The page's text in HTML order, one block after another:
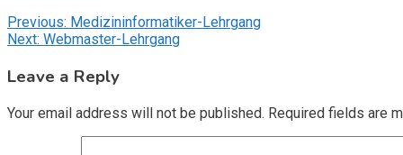
Post
navigation
Previous: Medizininformatiker-Lehrgang
Next: Webmaster-Lehrgang
Leave a Reply
Your email address will not be published. Required fields are